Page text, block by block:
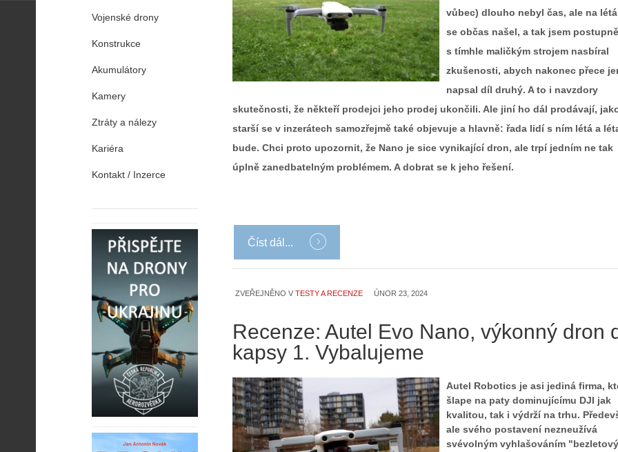
vůbec) dlouho nebyl čas, ale na
se občas našel, a tak jsem postupně
s tímhle maličkým strojem nasbíral
zkušenosti, abych nakonec přece
napsal díl druhý. A to i navzdory
skutečnosti, že někteří prodejci jeho prodej ukončili. Ale jiní ho dál prodávají,
starší se v inzerátech samozřejmě také objevuje a hlavně: řada lidí s ním létá a
bude. Chci proto upozornit, že Nano je sice vynikající dron, ale trpí jedním ne tak
úplně zanedbatelným problémem. A dobrat se k jeho řešení.
Číst dál...
ZVEŘEJNĚNO V TESTY A RECENZE ÚNOR 23, 2024
Recenze: Autel Evo Nano, výkonný dron
kapsy 1. Vybalujeme
Autel Robotics je asi jediná firma,
šlape na paty dominujícímu DJI jak
kvalitou, tak i výdrží na trhu.
ale svého postavení nezneužívá
svévolným vyhlašováním
Vojenské drony
Konstrukce
Akumulátory
Kamery
Ztráty a nálezy
Kariéra
Kontakt / Inzerce